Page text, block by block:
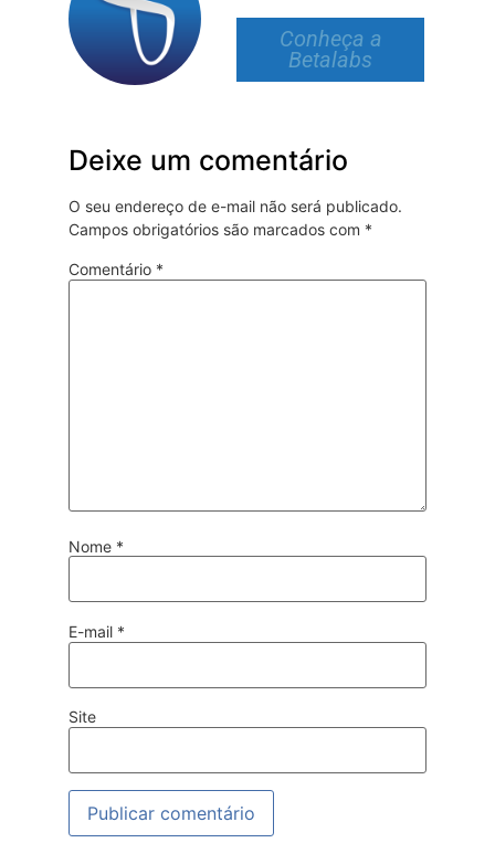
Conheça a
Betalabs
Deixe um comentário
O seu endereço de e-mail não será publicado.
Campos obrigatórios são marcados com *
Comentário *
Nome *
E-mail *
Site